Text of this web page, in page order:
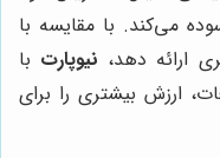
می‌کند. با مقایسه با
ارائه دهد، نیوپارت با
ارزش بیشتری را برای